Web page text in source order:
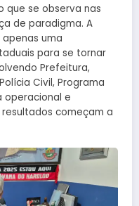
que se observa nas
de paradigma. A
uma
para se tornar
Prefeitura,
Civil, Programa
operacional e
começam a